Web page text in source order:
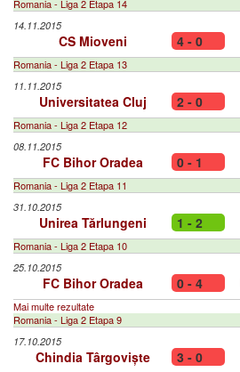
Romania - Liga 2 Etapa 14
14.11.2015
CS Mioveni 4 - 0
Romania - Liga 2 Etapa 13
11.11.2015
Universitatea Cluj 2 - 0
Romania - Liga 2 Etapa 12
08.11.2015
FC Bihor Oradea 0 - 1
Romania - Liga 2 Etapa 11
31.10.2015
Unirea Tărlungeni 1 - 2
Romania - Liga 2 Etapa 10
25.10.2015
FC Bihor Oradea 0 - 4
Mai multe rezultate
Romania - Liga 2 Etapa 9
17.10.2015
Chindia Târgoviște 3 - 0